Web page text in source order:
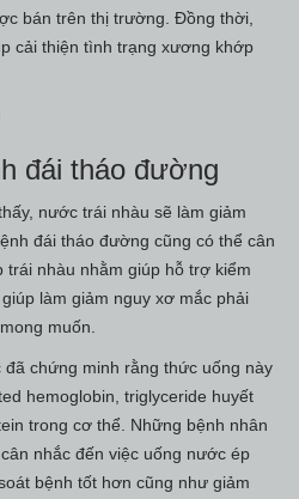
bán trên thị trường. Đồng thời,
cải thiện tình trạng xương khớp
đái tháo đường
nước trái nhàu sẽ làm giảm
đái tháo đường cũng có thể cân
trái nhàu nhằm giúp hỗ trợ kiểm
làm giảm nguy xơ mắc phải
muốn.
chứng minh rằng thức uống này
hemoglobin, triglyceride huyết
trong cơ thể. Những bệnh nhân
nhắc đến việc uống nước ép
bệnh tốt hơn cũng như giảm